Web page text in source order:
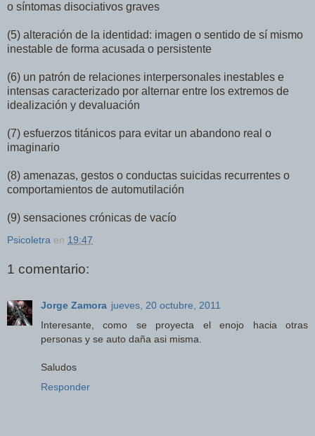
o síntomas disociativos graves
(5) alteración de la identidad: imagen o sentido de sí mismo
inestable de forma acusada o persistente
(6) un patrón de relaciones interpersonales inestables e
intensas caracterizado por alternar entre los extremos de
idealización y devaluación
(7) esfuerzos titánicos para evitar un abandono real o
imaginario
(8) amenazas, gestos o conductas suicidas recurrentes o
comportamientos de automutilación
(9) sensaciones crónicas de vacío
Psicoletra en 19:47
1 comentario:
Jorge Zamora jueves, 20 octubre, 2011
Interesante, como se proyecta el enojo hacia otras
personas y se auto daña asi misma.
Saludos
Responder